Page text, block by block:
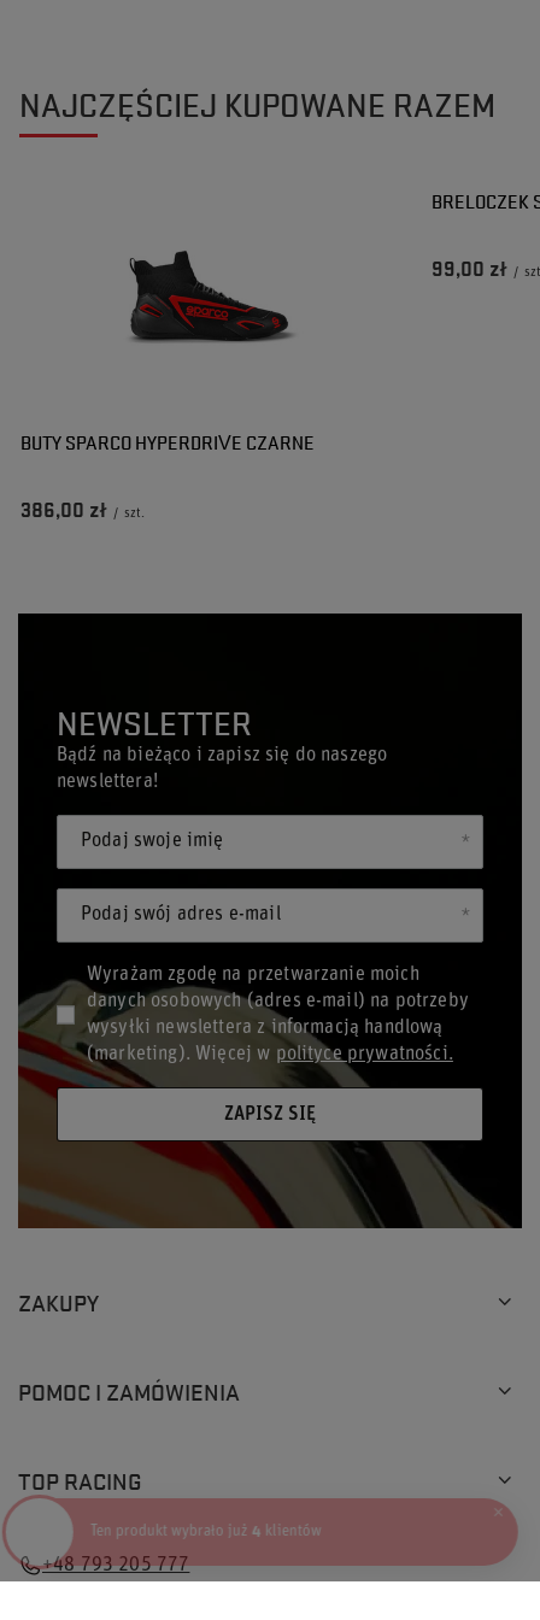
NAJCZĘŚCIEJ KUPOWANE RAZEM
BUTY SPARCO HYPERDRIVE CZARNE
386,00 zł / szt.
BRELOCZEK
99,00 zł /
NEWSLETTER
Bądź na bieżąco i zapisz się do naszego
newslettera!
Podaj swoje imię
Podaj swój adres e-mail
Wyrażam zgodę na przetwarzanie moich
danych osobowych (adres e-mail) na potrzeby
wysyłki newslettera z informacją handlową
(marketing). Więcej w polityce prywatności.
ZAPISZ SIĘ
ZAKUPY
POMOC I ZAMÓWIENIA
TOP RACING
+48 793 205 777
Ten produkt wybrało już 4klientów
×